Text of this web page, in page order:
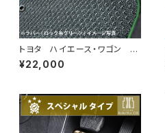
トヨタ ハイエース・ワゴン H1
6/8〜 200系 10人乗 フロ
アマット一式 カーマット 防
¥22,000